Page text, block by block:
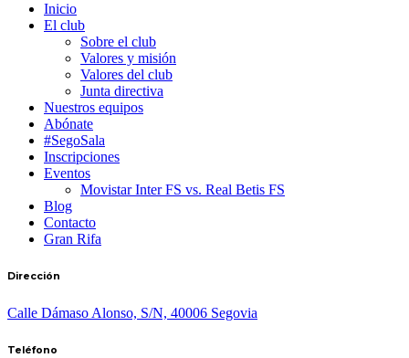
Inicio
El club
Sobre el club
Valores y misión
Valores del club
Junta directiva
Nuestros equipos
Abónate
#SegoSala
Inscripciones
Eventos
Movistar Inter FS vs. Real Betis FS
Blog
Contacto
Gran Rifa
Dirección
Calle Dámaso Alonso, S/N, 40006 Segovia
Teléfono